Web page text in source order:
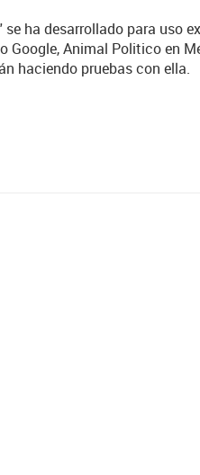
se ha desarrollado para uso
Google, Animal Politico en
haciendo pruebas con ella.